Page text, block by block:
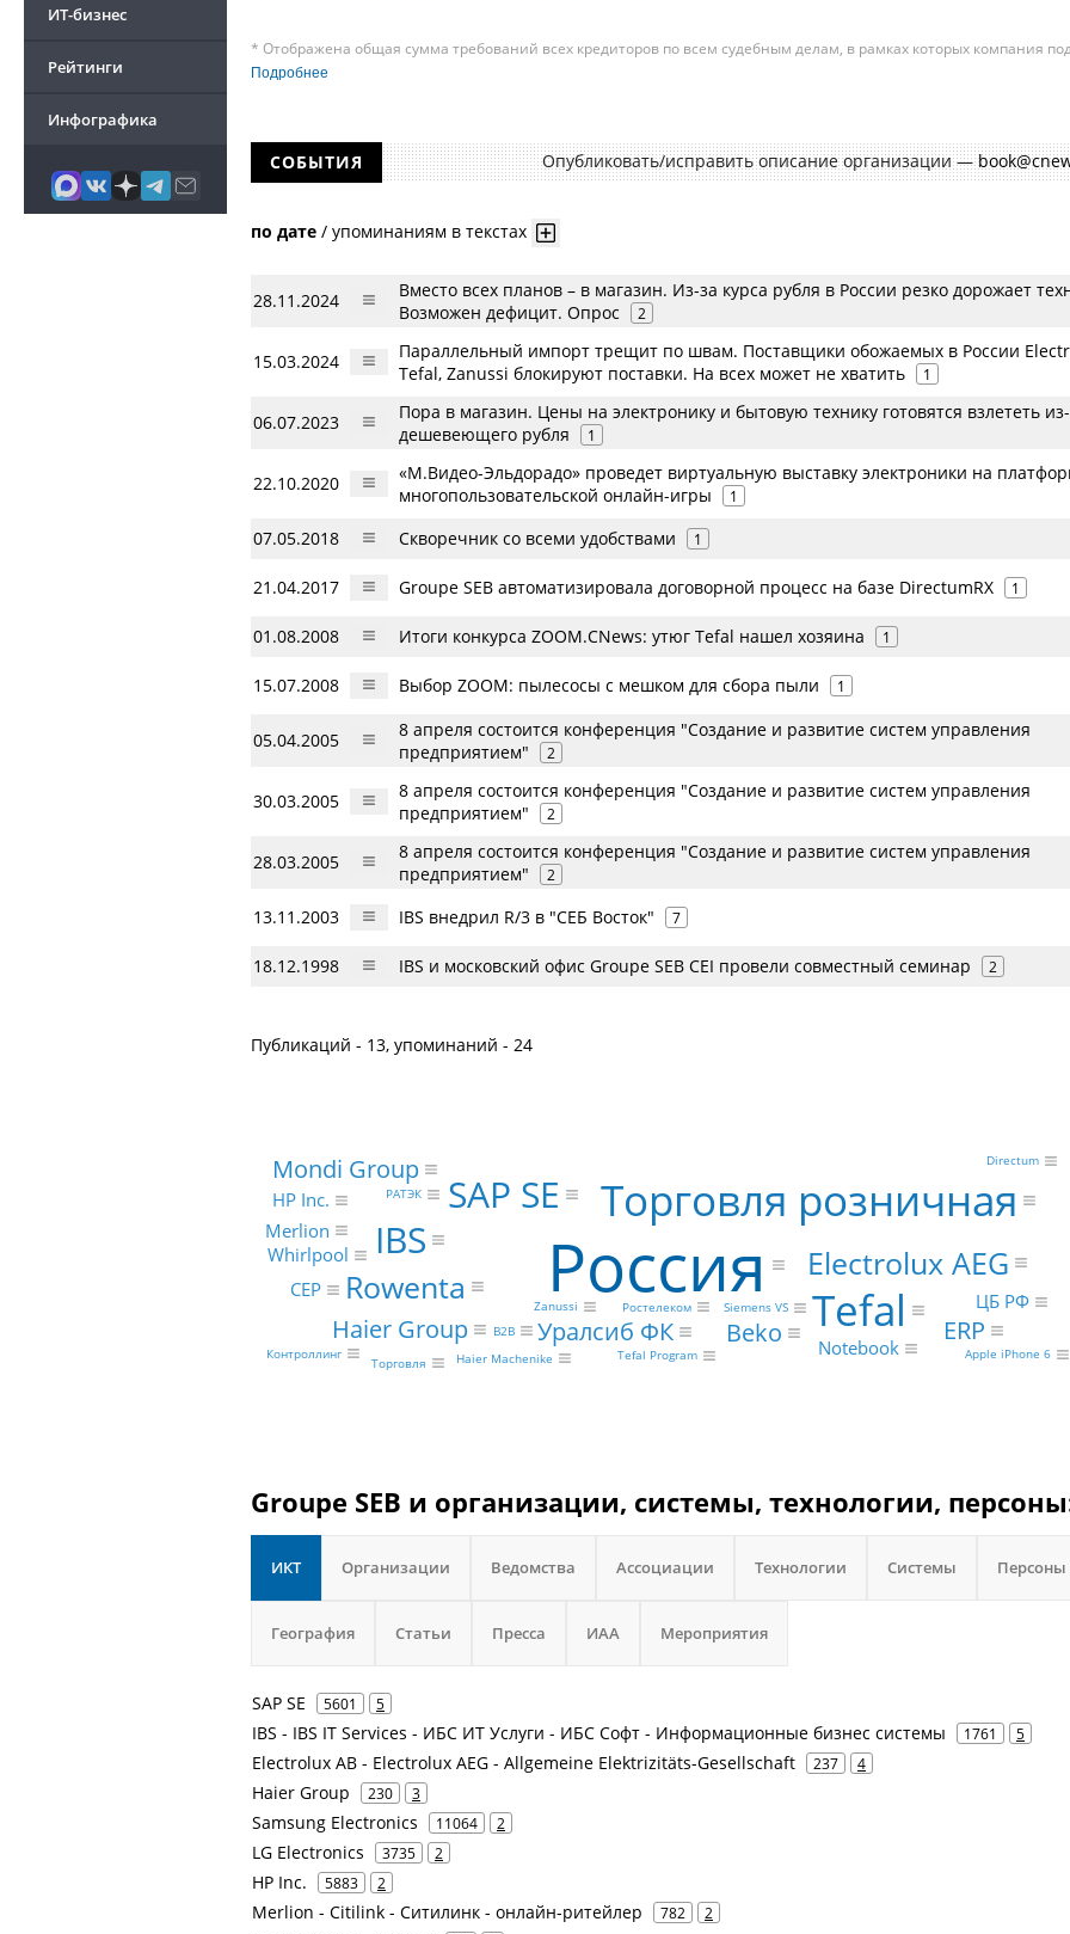
ИТ-бизнес
Рейтинги
Инфографика
* Отображена общая сумма требований всех кредиторов по всем судебным делам, в рамках которых компания
требования к своим должникам — организациям. При этом, общая сумма требований всех кредиторов по делу
Подробнее
СОБЫТИЯ Опубликовать/исправить описание организации —
по дате / упоминаниям в текстах
28.11.2024
Вместо всех планов – в магазин. Из-за курса рубля в России резко дорожает
Возможен дефицит. Опрос
2
15.03.2024
Параллельный импорт трещит по швам. Поставщики обожаемых в России
Tefal, Zanussi блокируют поставки. На всех может не хватить
1
06.07.2023
Пора в магазин. Цены на электронику и бытовую технику готовятся взлететь
дешевеющего рубля
1
22.10.2020
«М.Видео-Эльдорадо» проведет виртуальную выставку электроники на
многопользовательской онлайн-игры
1
07.05.2018 Скворечник со всеми удобствами 1
21.04.2017 Groupe SEB автоматизировала договорной процесс на базе DirectumRX 1
01.08.2008 Итоги конкурса ZOOM.CNews: утюг Tefal нашел хозяина 1
15.07.2008 Выбор ZOOM: пылесосы с мешком для сбора пыли 1
05.04.2005
8 апреля состоится конференция "Создание и развитие систем управления
предприятием"
2
30.03.2005
8 апреля состоится конференция "Создание и развитие систем управления
предприятием"
2
28.03.2005
8 апреля состоится конференция "Создание и развитие систем управления
предприятием"
2
13.11.2003 IBS внедрил R/3 в "СЕБ Восток" 7
18.12.1998 IBS и московский офис Groupe SEB CEI провели совместный семинар 2
Публикаций - 13, упоминаний - 24
Россия
Tefal
Торговля розничная
SAP SE
IBS
Electrolux AEG
Rowenta
Haier Group Уралсиб ФК Beko
Mondi Group
ERP
HP Inc.
Merlion
Whirlpool
ЦБ РФ
Notebook
CEP
Zanussi Ростелеком
РАТЭК
Контроллинг
B2B
Торговля
Haier Machenike Tefal Program
Siemens VS
Directum
Apple iPhone 6
Groupe SEB и организации, системы, технологии,
ИКТ Организации Ведомства Ассоциации Технологии Системы Персоны
География Статьи Пресса ИАА Мероприятия
SAP SE 5601 5
IBS - IBS IT Services - ИБС ИТ Услуги - ИБС Софт - Информационные бизнес системы 1761 5
Electrolux AB - Electrolux AEG - Allgemeine Elektrizitäts-Gesellschaft 237 4
Haier Group 230 3
Samsung Electronics 11064 2
LG Electronics 3735 2
HP Inc. 5883 2
Merlion - Citilink - Ситилинк - онлайн-ритейлер 782 2